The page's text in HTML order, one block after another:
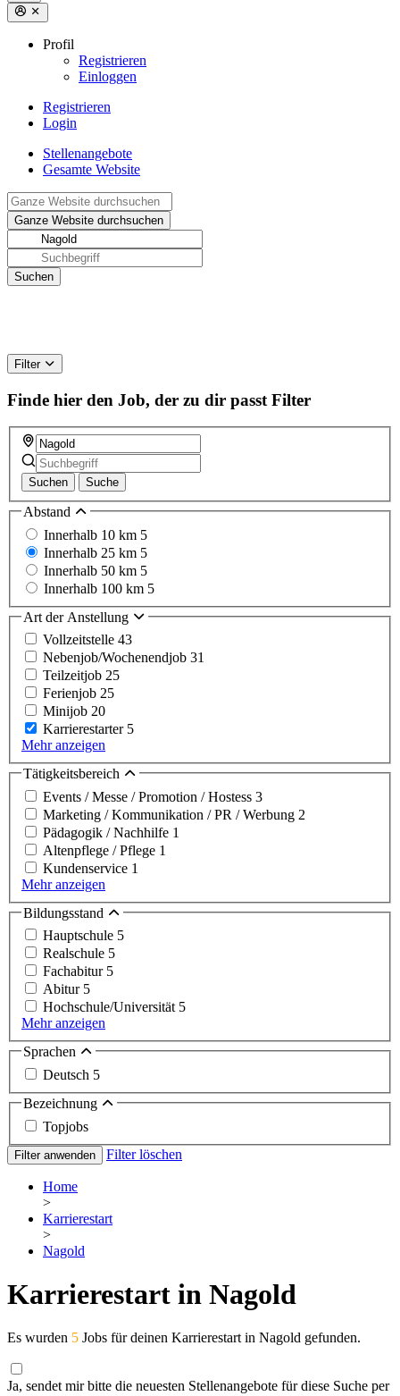
Profil
Registrieren
Einloggen
Registrieren
Login
Stellenangebote
Gesamte Website
Filter
Finde hier den Job, der zu dir passt Filter
Suchen Suche
Abstand
Innerhalb 10 km 5
Innerhalb 25 km 5
Innerhalb 50 km 5
Innerhalb 100 km 5
Art der Anstellung
Vollzeitstelle 43
Nebenjob/Wochenendjob 31
Teilzeitjob 25
Ferienjob 25
Minijob 20
Karrierestarter 5
Mehr anzeigen
Tätigkeitsbereich
Events / Messe / Promotion / Hostess 3
Marketing / Kommunikation / PR / Werbung 2
Pädagogik / Nachhilfe 1
Altenpflege / Pflege 1
Kundenservice 1
Mehr anzeigen
Bildungsstand
Hauptschule 5
Realschule 5
Fachabitur 5
Abitur 5
Hochschule/Universität 5
Mehr anzeigen
Sprachen
Deutsch 5
Bezeichnung
Topjobs
Filter anwenden Filter löschen
Home
>
Karrierestart
>
Nagold
Karrierestart in Nagold
Es wurden 5 Jobs für deinen Karrierestart in Nagold gefunden.
Ja, sendet mir bitte die neuesten Stellenangebote für diese Suche per